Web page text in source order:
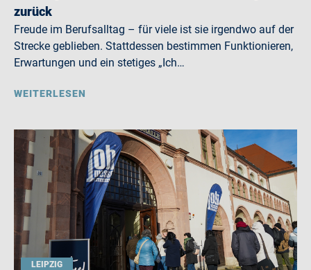
zurück
Freude im Berufsalltag – für viele ist sie irgendwo auf der
Strecke geblieben. Stattdessen bestimmen Funktionieren,
Erwartungen und ein stetiges „Ich…
WEITERLESEN
LEIPZIG